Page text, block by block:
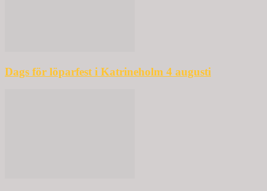
Dags för löparfest i Katrineholm 4 augusti